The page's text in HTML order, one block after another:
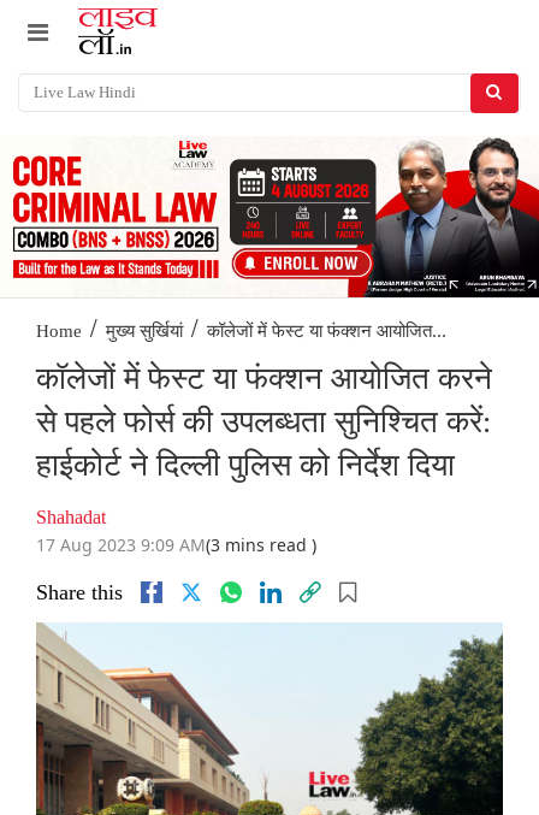
Home / मुख्य सुर्खियां / कॉलेजों में फेस्ट या फंक्शन आयोजित...
कॉलेजों में फेस्ट या फंक्शन आयोजित करने
से पहले फोर्स की उपलब्धता सुनिश्चित करें:
हाईकोर्ट ने दिल्ली पुलिस को निर्देश दिया
Shahadat
17 Aug 2023 9:09 AM(3 mins read )
Share this